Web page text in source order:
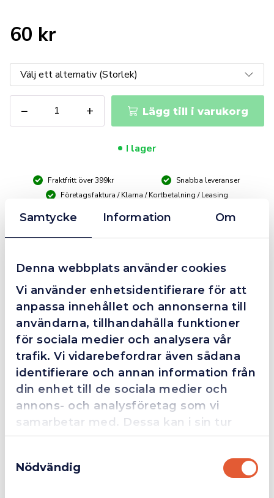
Samtycke Information Om
Denna webbplats använder cookies
Vi använder enhetsidentifierare för att
anpassa innehållet och annonserna till
användarna, tillhandahålla funktioner
för sociala medier och analysera vår
trafik. Vi vidarebefordrar även sådana
identifierare och annan information från
din enhet till de sociala medier och
annons- och analysföretag som vi
samarbetar med. Dessa kan i sin tur
kombinera informationen med annan
information som du har tillhandahållit
eller som de har samlat in när du har
Nödvändig
Exkl. moms
60 kr
−
mängd
+ Lägg till i varukorg
I lager
Fraktfritt över 399kr
Snabba leveranser
Företagsfaktura / Klarna / Kortbetalning / Leasing
Grym service!
Dom här grabbarna är definitionen av serviceminded.
Trots en billigare order, som det blev lite strul med,
så agerade dom blixtsnabbt och löste det långt över
förväntan. Hade kontakt med Alexander, som förtjänar
en extra guldstjärna.
❮ ❯